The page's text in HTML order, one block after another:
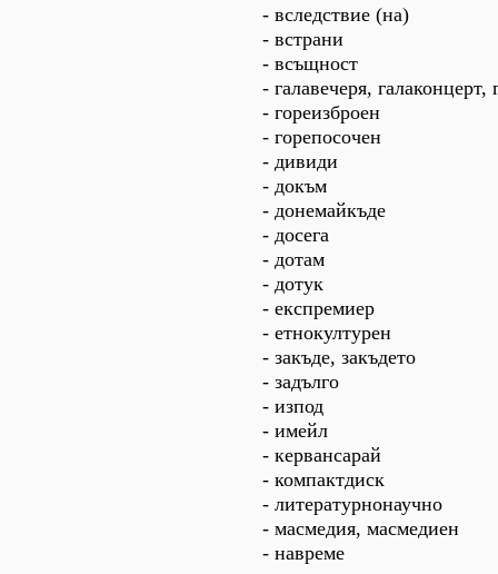
- вследствие (на)
- встрани
- всъщност
- галавечеря, галаконцерт,
- гореизброен
- горепосочен
- дивиди
- докъм
- донемайкъде
- досега
- дотам
- дотук
- експремиер
- етнокултурен
- закъде, закъдето
- задълго
- изпод
- имейл
- кервансарай
- компактдиск
- литературнонаучно
- масмедия, масмедиен
- навреме